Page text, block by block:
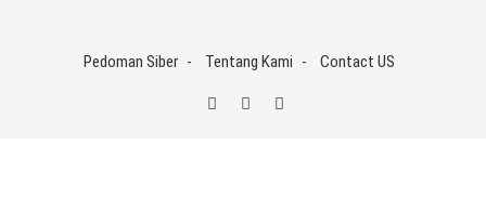
Pedoman Siber Tentang Kami Contact US